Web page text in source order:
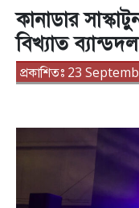
কানাডার
বিখ্যাত
প্রকাশিতঃ 23